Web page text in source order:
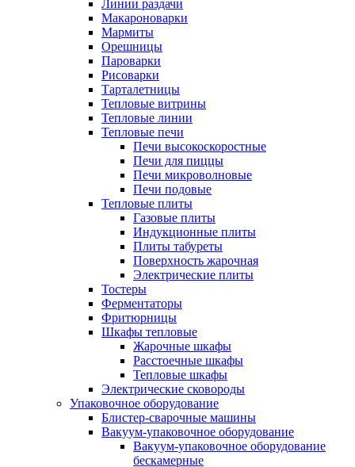
Линии раздачи
Макароноварки
Мармиты
Орешницы
Пароварки
Рисоварки
Тарталетницы
Тепловые витрины
Тепловые линии
Тепловые печи
Печи высокоскоростные
Печи для пиццы
Печи микроволновые
Печи подовые
Тепловые плиты
Газовые плиты
Индукционные плиты
Плиты табуреты
Поверхность жарочная
Электрические плиты
Тостеры
Ферментаторы
Фритюрницы
Шкафы тепловые
Жарочные шкафы
Расстоечные шкафы
Тепловые шкафы
Электрические сковороды
Упаковочное оборудование
Блистер-сварочные машины
Вакуум-упаковочное оборудование
Вакуум-упаковочное оборудование
беcкамерные